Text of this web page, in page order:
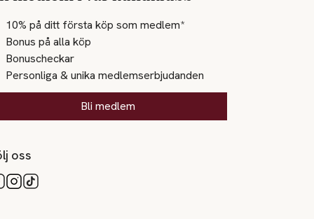
10% på ditt första köp som medlem*
Bonus på alla köp
Bonuscheckar
Personliga & unika medlemserbjudanden
Bli medlem
oss